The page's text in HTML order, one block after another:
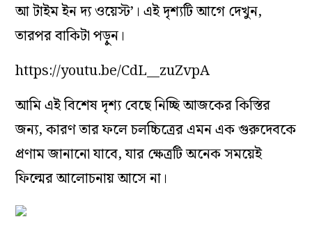
আ টাইম ইন দ্য ওয়েস্ট’ । এই দৃশ্যটি আগে দেখুন,
তারপর বাকিটা পড়ুন।
https://youtu.be/CdL__zuZvpA
আমি এই বিশেষ দৃশ্য বেছে নিচ্ছি আজকের কিস্তির
জন্য, কারণ তার ফলে চলচ্চিত্রের এমন এক গুরুদেবকে
প্রণাম জানানো যাবে, যার ক্ষেত্রটি অনেক সময়েই
ফিল্মের আলোচনায় আসে না।